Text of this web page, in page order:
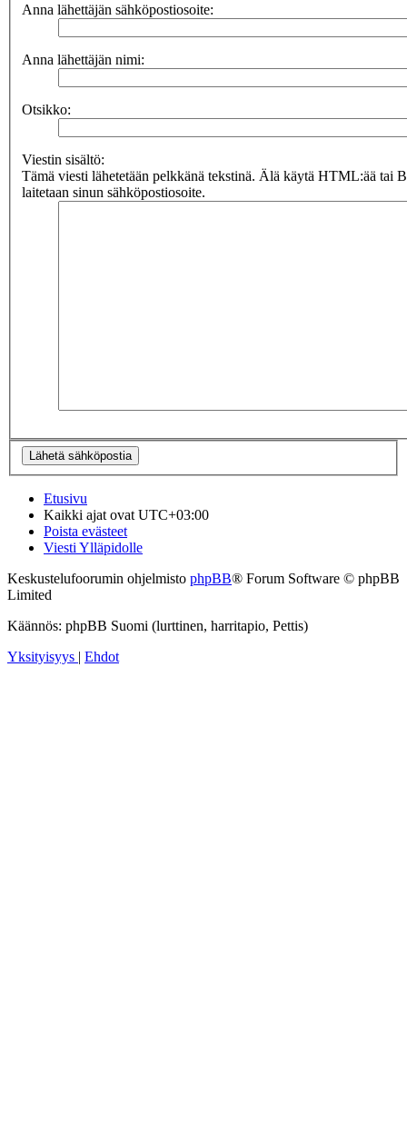
Anna lähettäjän sähköpostiosoite:
Anna lähettäjän nimi:
Otsikko:
Viestin sisältö:
Tämä viesti lähetetään pelkkänä tekstinä. Älä käytä HTML:ää tai
laitetaan sinun sähköpostiosoite.
Etusivu
Kaikki ajat ovatUTC+03:00
Poista evästeet
Viesti Ylläpidolle
Keskustelufoorumin ohjelmisto phpBB® Forum Software © phpBB
Limited
Käännös: phpBB Suomi (lurttinen, harritapio, Pettis)
Yksityisyys
Ehdot